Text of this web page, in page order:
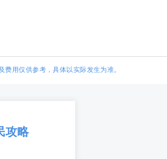
用仅供参考，具体以实际发生为准。
攻略